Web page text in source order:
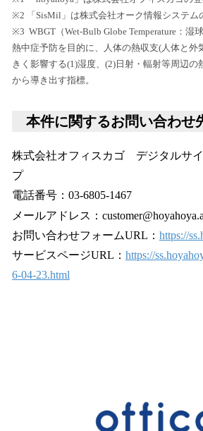
※2 「SisMil」は株式会社オーク情報システム
※3 WBGT（Wet-Bulb Globe Temperature：湿球
熱中症予防を目的に、人体の熱収支(人体と外
きく影響する(1)湿度、(2)日射・輻射等周辺の
から導き出す指標。
本件に関するお問い合わせ
株式会社オフィスカゴ デジタルサ
プ
電話番号：03-6805-1467
メールアドレス：
お問い合わせフォームURL： https://
サービスページURL： https://
6-04-23.html